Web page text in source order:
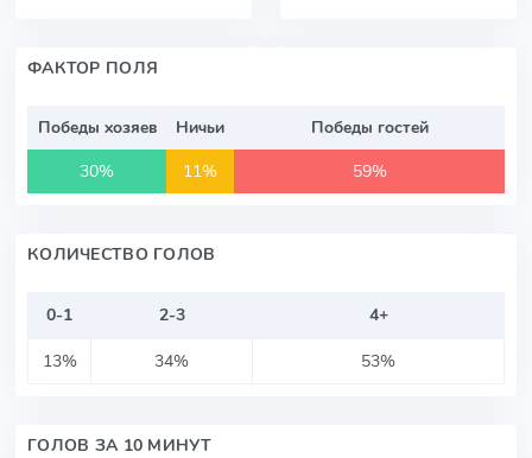
ФАКТОР ПОЛЯ
Победы хозяев Ничьи
Победы гостей
30%
11% 59%
КОЛИЧЕСТВО ГОЛОВ
0-1 2-3
4+
13%
34% 53%
ГОЛОВ ЗА 10 МИНУТ